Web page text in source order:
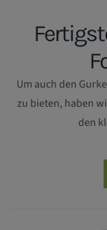
Um auch den
zu bieten, haben
den